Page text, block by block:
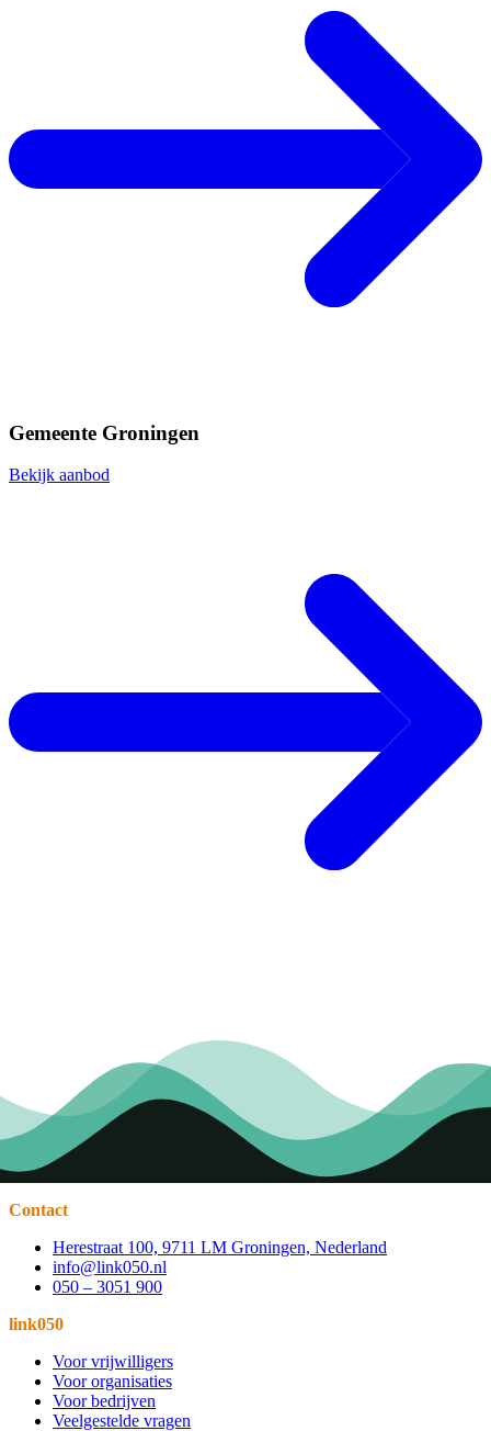
Gemeente Groningen
Bekijk aanbod
Contact
Herestraat 100, 9711 LM Groningen, Nederland
info@link050.nl
050 – 3051 900
link050
Voor vrijwilligers
Voor organisaties
Voor bedrijven
Veelgestelde vragen